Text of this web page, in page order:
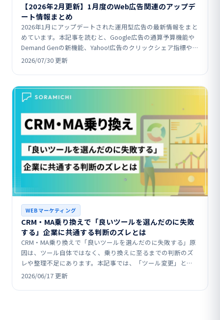
【2026年2月更新】1月度のWeb広告関連のアップデ
ート情報まとめ
2026年1月にアップデートされた運用型広告の最新情報をまと
めています。本記事を読むと、Google広告の通算予算機能や
Demand Genの新機能、Yahoo!広告のクリックシェア指標や
ABEMA配信対応、Micros…
2026/07/30 更新
WEBマーケティング
CRM・MA乗り換えで「良いツールを選んだのに失敗
する」企業に共通する判断のズレとは
CRM・MA乗り換えで「良いツールを選んだのに失敗する」原
因は、ツール自体ではなく、乗り換えに至るまでの判断のズ
レや整理不足にあります。本記事では、「ツール変更」と
「設計変更」を混同する落とし穴、既存システムの負債や部
2026/06/17 更新